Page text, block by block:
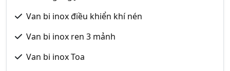
Van bi inox điều khiển khí nén
Van bi inox ren 3 mảnh
Van bi inox Toa